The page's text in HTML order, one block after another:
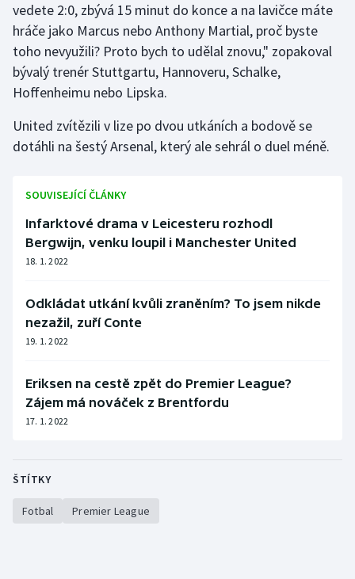
Ragby
Rychlobruslení
Rychlostní kanoistika
Short track
Triatlon
Vodní slalom
Ostatní
vedete 2:0, zbývá 15 minut do konce a na lavičce máte
hráče jako Marcus nebo Anthony Martial, proč byste
toho nevyužili? Proto bych to udělal znovu," zopakoval
bývalý trenér Stuttgartu, Hannoveru, Schalke,
Hoffenheimu nebo Lipska.
United zvítězili v lize po dvou utkáních a bodově se
dotáhli na šestý Arsenal, který ale sehrál o duel méně.
SOUVISEJÍCÍ ČLÁNKY
Infarktové drama v Leicesteru rozhodl
Bergwijn, venku loupil i Manchester United
18. 1. 2022
Odkládat utkání kvůli zraněním? To jsem nikde
nezažil, zuří Conte
19. 1. 2022
Eriksen na cestě zpět do Premier League?
Zájem má nováček z Brentfordu
17. 1. 2022
ŠTÍTKY
Fotbal Premier League